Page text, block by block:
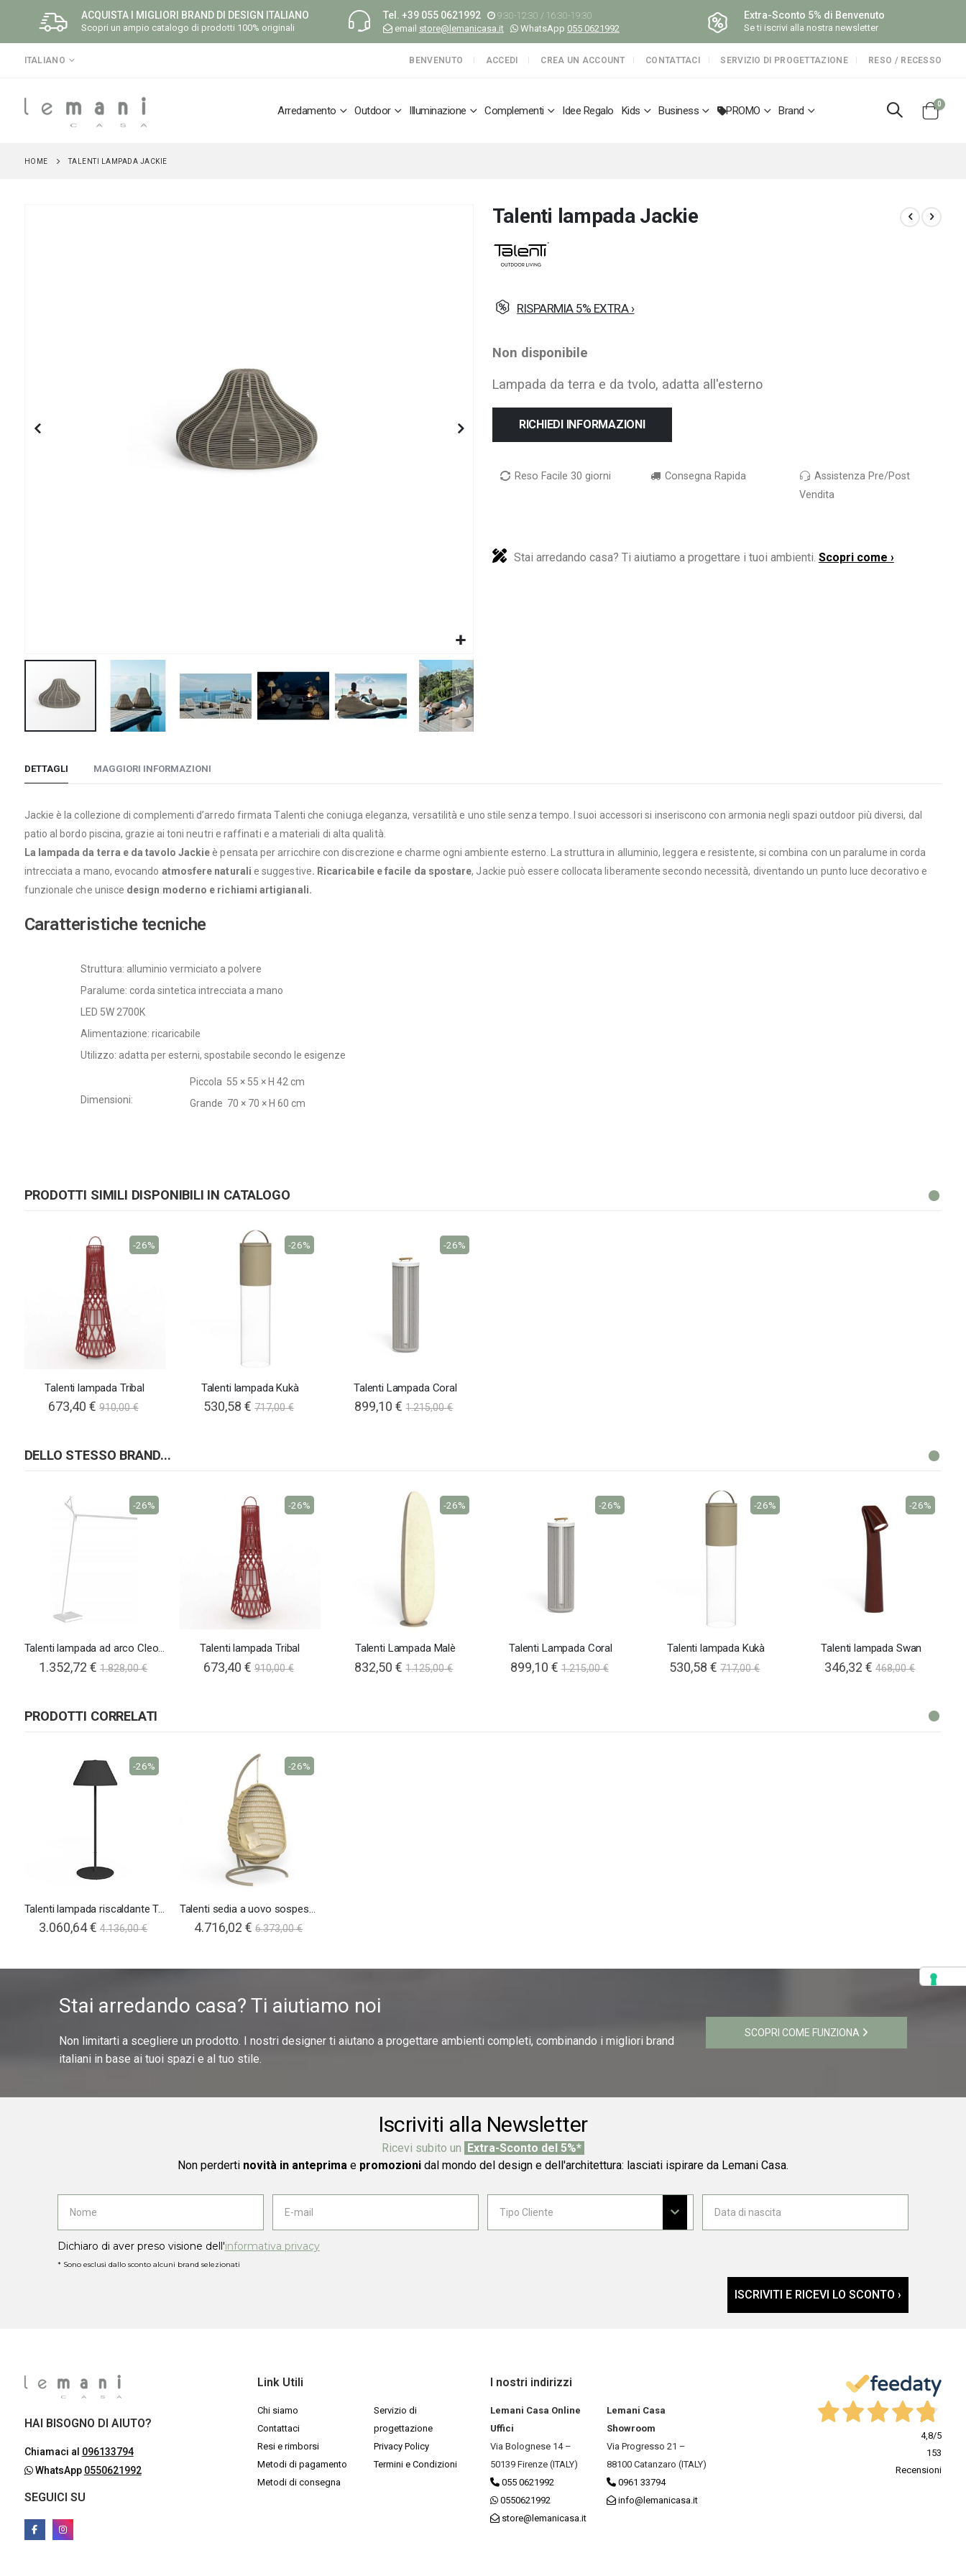
ACQUISTA I MIGLIORI BRAND DI DESIGN ITALIANO
Scopri un ampio catalogo di prodotti 100% originali
Tel. +39 055 0621992
9:30-12:30 / 16:30-19:30
email store@lemanicasa.it WhatsApp 055 0621992
Extra-Sconto 5% di Benvenuto
Se ti iscrivi alla nostra newsletter
LINGUA
ITALIANO BENVENUTO ACCEDI CREA UN ACCOUNT CONTATTACI SERVIZIO DI PROGETTAZIONE RESO / RECESSO
Arredamento Outdoor Illuminazione Complementi Idee Regalo Kids Business PROMO Brand
Cart
0
HOME TALENTI LAMPADA JACKIE
della
di
immagini
Talenti lampada Jackie
RISPARMIA 5% EXTRA ›
Non disponibile
Lampada da terra e da tvolo, adatta all'esterno
RICHIEDI INFORMAZIONI
Reso Facile 30 giorni Consegna Rapida
Assistenza Pre/Post
Vendita
Stai arredando casa? Ti aiutiamo a progettare i tuoi ambienti. Scopri come ›
DETTAGLI
Jackie è la collezione di complementi d’arredo firmata Talenti che coniuga eleganza, versatilità e uno stile senza tempo. I suoi accessori si inseriscono con armonia negli spazi outdoor più diversi, dal
patio al bordo piscina, grazie ai toni neutri e raffinati e a materiali di alta qualità.
La lampada da terra e da tavolo Jackieè pensata per arricchire con discrezione e charme ogni ambiente esterno. La struttura in alluminio, leggera e resistente, si combina con un paralume in corda
intrecciata a mano, evocando atmosfere naturali e suggestive. Ricaricabile e facile da spostare, Jackie può essere collocata liberamente secondo necessità, diventando un punto luce decorativo e
funzionale che unisce design moderno e richiami artigianali.
Caratteristiche tecniche
Struttura: alluminio vermiciato a polvere
Paralume: corda sintetica intrecciata a mano
LED 5W 2700K
Alimentazione: ricaricabile
Utilizzo: adatta per esterni, spostabile secondo le esigenze
Dimensioni:
Piccola 55 × 55 × H 42 cm
Grande 70 × 70 × H 60 cm
MAGGIORI INFORMAZIONI
PRODOTTI SIMILI DISPONIBILI IN CATALOGO
Talenti lampada Tribal
673,40 € 910,00 €
-26%
Talenti lampada Kukà
530,58 € 717,00 €
-26%
Talenti Lampada Coral
899,10 € 1.215,00 €
-26%
DELLO STESSO BRAND...
Talenti lampada ad arco Cleo Alu
1.352,72 € 1.828,00 €
-26%
Talenti lampada Tribal
673,40 € 910,00 €
-26%
Talenti Lampada Malè
832,50 € 1.125,00 €
-26%
Talenti Lampada Coral
899,10 € 1.215,00 €
-26%
Talenti lampada Kukà
530,58 € 717,00 €
-26%
Talenti lampada Swan
346,32 € 468,00 €
-26%
PRODOTTI CORRELATI
Talenti lampada riscaldante Tod
3.060,64 € 4.136,00 €
-26%
Talenti sedia a uovo sospesa Panama
4.716,02 € 6.373,00 €
-26%
Stai arredando casa? Ti aiutiamo noi
Non limitarti a scegliere un prodotto. I nostri designer ti aiutano a progettare ambienti completi, combinando i migliori brand
italiani in base ai tuoi spazi e al tuo stile.
SCOPRI COME FUNZIONA
Iscriviti alla Newsletter
Ricevi subito un
Extra-Sconto del 5%*
Non perderti novità in anteprimae promozionidal mondo del design e dell'architettura: lasciati ispirare da Lemani Casa.
Dichiaro di aver preso visione dell'informativa privacy
* Sono esclusi dallo sconto alcuni brand selezionati
ISCRIVITI E RICEVI LO SCONTO ›
HAI BISOGNO DI AIUTO?
Chiamaci al 096133794
WhatsApp 0550621992
SEGUICI SU
Link Utili
Chi siamo
Contattaci
Resi e rimborsi
Metodi di pagamento
Metodi di consegna
Servizio di
progettazione
Privacy Policy
Termini e Condizioni
I nostri indirizzi
Lemani Casa Online
Uffici
Via Bolognese 14 –
50139 Firenze (ITALY)
055 0621992
0550621992
store@lemanicasa.it
Lemani Casa
Showroom
Via Progresso 21 –
88100 Catanzaro (ITALY)
0961 33794
info@lemanicasa.it
4,8/5
153
Recensioni